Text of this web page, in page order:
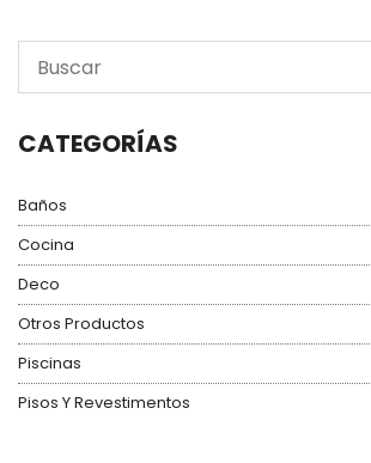
CATEGORÍAS
Baños
Cocina
Deco
Otros Productos
Piscinas
Pisos Y Revestimentos